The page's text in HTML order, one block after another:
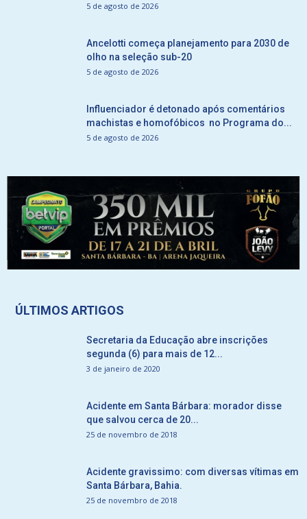
5 de agosto de 2026
Ancelotti começa planejamento para 2030 de
olho na seleção sub-20
5 de agosto de 2026
Influenciador é detonado após comentários
machistas e homofóbicos no Programa do...
5 de agosto de 2026
ÚLTIMOS ARTIGOS
Secretaria da Educação abre inscrições
segunda (6) para mais de 12...
3 de janeiro de 2020
Acidente em Santa Bárbara: morador disse
que salvou cerca de 20...
25 de novembro de 2018
Acidente gravissimo: com diversas vítimas em
Santa Bárbara, Bahia.
25 de novembro de 2018